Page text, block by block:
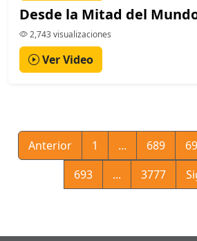
Desde la Mitad del Mundo
2,743 visualizaciones
Ver Video
Anterior 1 ... 689
693
... 3777